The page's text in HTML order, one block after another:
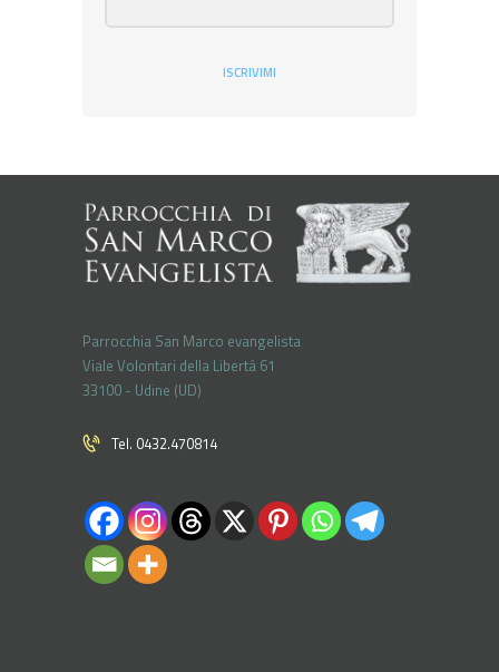
ISCRIVIMI
Parrocchia San Marco evangelista
Viale Volontari della Libertá 61
33100 - Udine (UD)
Tel. 0432.470814